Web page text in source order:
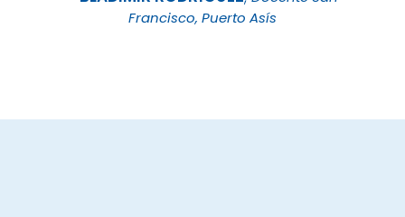
Francisco, Puerto Asís